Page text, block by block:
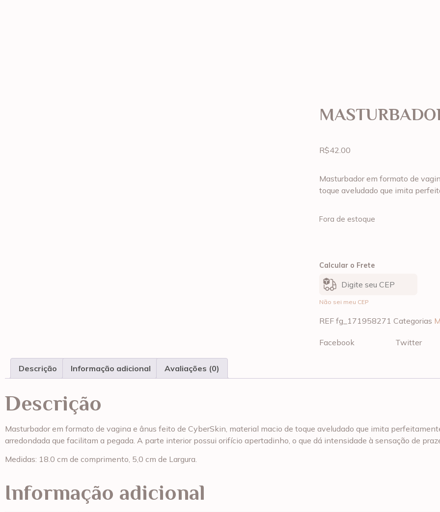
R$42.00
Masturbador em formato de
toque aveludado que imita
Fora de estoque
Calcular o Frete
Não sei meu CEP
REF fg_171958271 Categorias
Facebook Twitter
Descrição Informação adicional Avaliações (0)
Descrição
Masturbador em formato de vagina e ânus feito de CyberSkin, material macio de toque aveludado que imita
arredondada que facilitam a pegada. A parte interior possui orifício apertadinho, o que dá intensidade à sensação de
Medidas: 18.0 cm de comprimento, 5,0 cm de Largura.
Informação adicional